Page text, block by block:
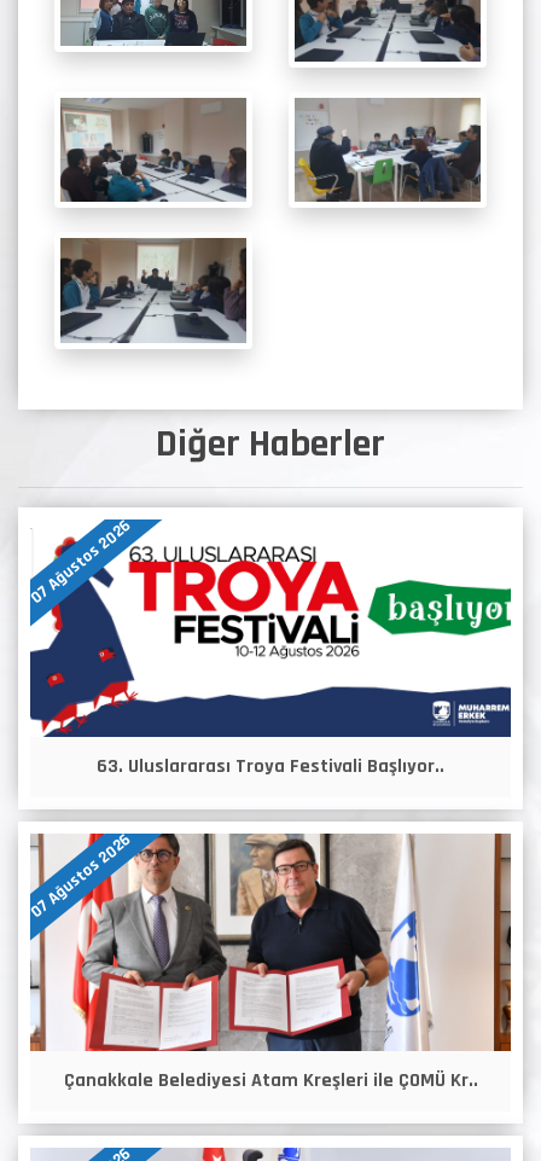
Diğer Haberler
07 Ağustos 2026
63. Uluslararası Troya Festivali Başlıyor..
07 Ağustos 2026
Çanakkale Belediyesi Atam Kreşleri ile ÇOMÜ Kr..